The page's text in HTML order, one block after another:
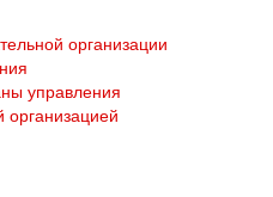
организации
управления
организацией